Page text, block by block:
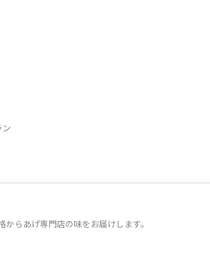
らあげ専門店の味をお届けします。